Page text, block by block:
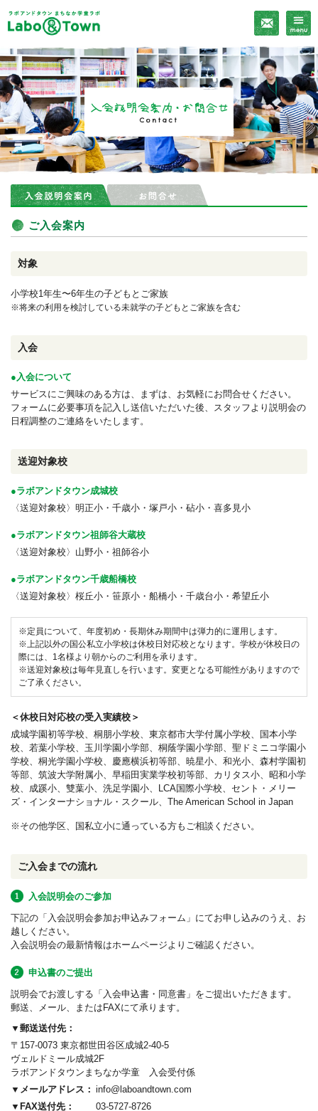
なか学童
説明
会案
内・
お問
合せ
ュー
入会説明会案内・お問合せ
ご入会案内
対象
小学校1年生〜6年生の子どもとご家族
※将来の利用を検討している未就学の子どもとご家族を含む
入会
●入会について
サービスにご興味のある方は、まずは、お気軽にお問合せください。
フォームに必要事項を記入し送信いただいた後、
スタッフより説明会の
日程調整のご連絡をいたします。
送迎対象校
●ラボアンドタウン成城校
〈送迎対象校〉明正小・千歳小・塚戸小・砧小・喜多見小
●ラボアンドタウン祖師谷大蔵校
〈送迎対象校〉山野小・祖師谷小
●ラボアンドタウン千歳船橋校
〈送迎対象校〉桜丘小・笹原小・船橋小・千歳台小・希望丘小
※定員について、年度初め・長期休み期間中は弾力的に運用します。
※上記以外の国公私立小学校は休校日対応校となります。学校が休校日の
際には、1名様より朝からのご利用を承ります。
※送迎対象校は毎年見直しを行います。変更となる可能性がありますので
ご了承ください。
＜休校日対応校の受入実績校＞
成城学園初等学校、桐朋小学校、東京都市大学付属小学校、国本小学
校、若葉小学校、玉川学園小学部、桐蔭学園小学部、聖ドミニコ学園小
学校、桐光学園小学校、慶應横浜初等部、暁星小、和光小、森村学園初
等部、筑波大学附属小、早稲田実業学校初等部、カリタス小、昭和小学
校、成蹊小、雙葉小、洗足学園小、LCA国際小学校、セント・メリー
ズ・インターナショナル・スクール、The American School in Japan
※その他学区、国私立小に通っている方もご相談ください。
ご入会までの流れ
入会説明会のご参加
下記の「入会説明会参加お申込みフォーム」にてお申し込みのうえ、お
越しください。
入会説明会の最新情報はホームページよりご確認ください。
申込書のご提出
説明会でお渡しする「入会申込書・同意書」をご提出いただきます。
郵送、メール、またはFAXにて承ります。
▼郵送送付先：
〒157-0073 東京都世田谷区成城2-40-5
ヴェルドミール成城2F
ラボアンドタウンまちなか学童 入会受付係
▼メールアドレス： info@laboandtown.com
▼FAX送付先：
03-5727-8726